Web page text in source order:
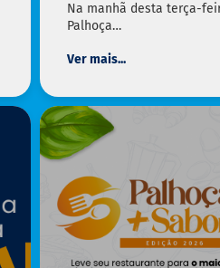
Na manhã desta terça-
Palhoça…
Ver mais...